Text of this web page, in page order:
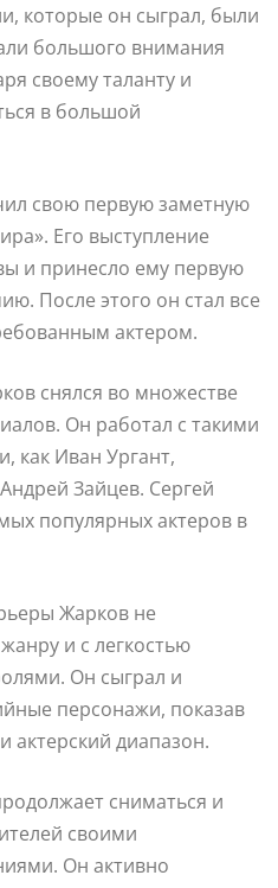
которые он сыграл, были
большого внимания
своему таланту и
в большой
свою первую заметную
Его выступление
и принесло ему первую
После этого он стал все
актером.
снялся во множестве
Он работал с такими
как Иван Ургант,
Зайцев. Сергей
популярных актеров в
Жарков не
и с легкостью
Он сыграл и
персонажи, показав
актерский диапазон.
сниматься и
своими
Он активно